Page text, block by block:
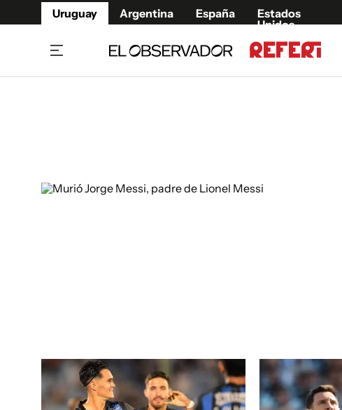
Uruguay Argentina España
Estados
Unidos
Fútbol internacional